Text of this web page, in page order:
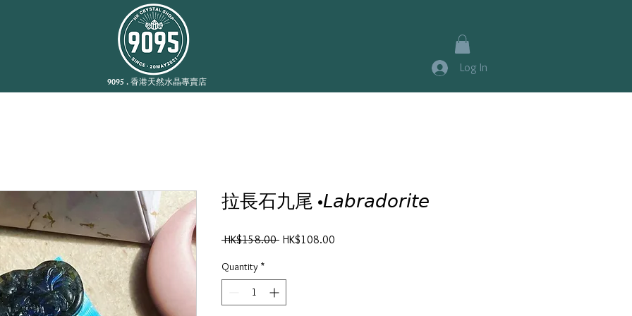
9095 . 香港天然水晶專賣店
Log In
拉長石九尾 •𝘓𝘢𝘣𝘳𝘢𝘥𝘰𝘳𝘪𝘵𝘦
HK$158.00 Regular
HK$108.00
Quantity *